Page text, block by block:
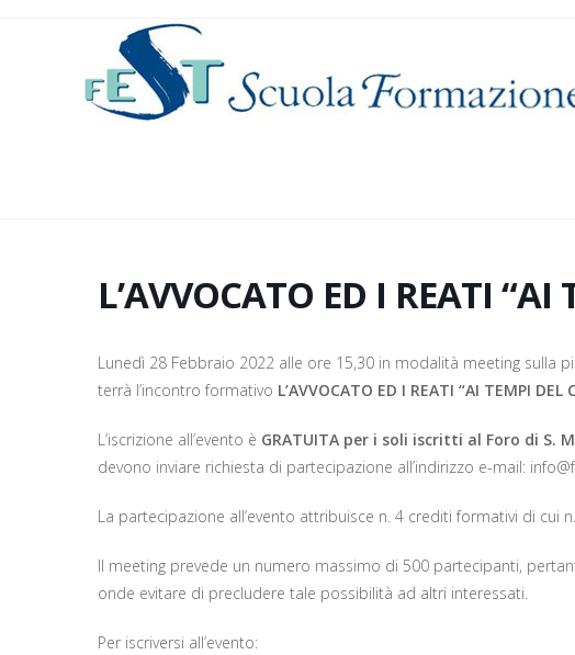
L’AVVOCATO ED I REATI
Lunedì 28 Febbraio 2022 alle ore 15,30 in modalità meeting sulla
terrà l’incontro formativo L’AVVOCATO ED I REATI “AI TEMPI DEL
L’iscrizione all’evento è GRATUITA per i soli iscritti al Foro di S.
devono inviare richiesta di partecipazione all’indirizzo e-mail:
La partecipazione all’evento attribuisce n. 4 crediti formativi di cui
Il meeting prevede un numero massimo di 500 partecipanti,
onde evitare di precludere tale possibilità ad altri interessati.
Per iscriversi all’evento: